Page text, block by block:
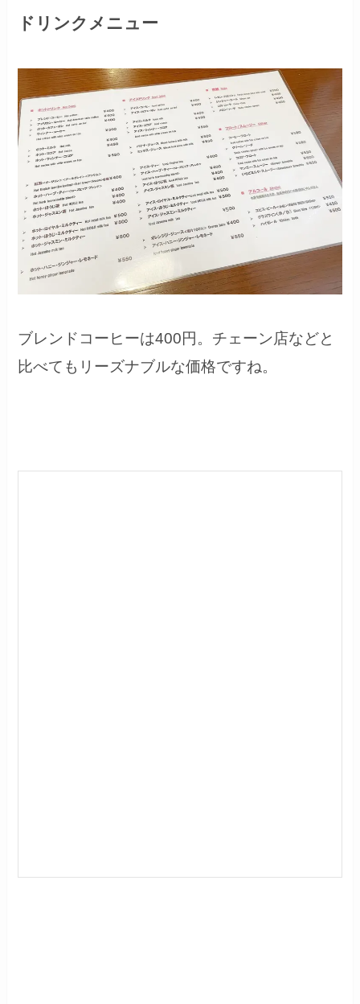
ドリンクメニュー
ブレンドコーヒーは400円。チェーン店などと
比べてもリーズナブルな価格ですね。